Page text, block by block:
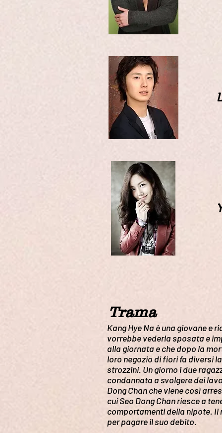
Trama
Kang Hye Na è una giovane e
vorrebbe vederla sposata e
alla giornata e che dopo la
loro negozio di fiori fa diversi
strozzini. Un giorno i due
condannata a svolgere dei
Dong Chan che viene così
cui Seo Dong Chan riesce a
comportamenti della nipote. Il
per pagare il suo debito.